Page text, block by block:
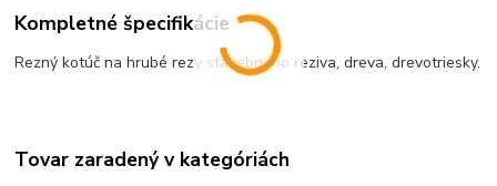
Kompletné špecifikácie
Rezný kotúč na hrubé rezy stavebného reziva, dreva, drevotriesky.
Tovar zaradený v kategóriách